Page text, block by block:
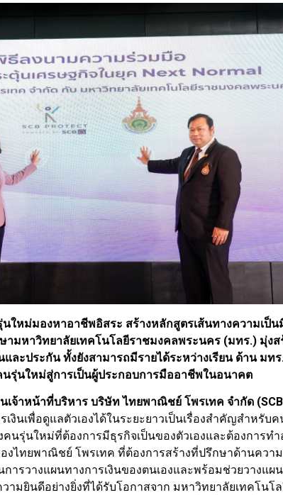
ใหม่มองหาอาชีพอิสระ สร้างหลักสูตรเส้นทางความเป็
ามหาวิทยาลัยเทคโนโลยีราชมงคลพระนคร (มทร.) มุ่งส
และประกัน ทั้งยังสามารถมีรายได้ระหว่างเรียน ด้าน มท
รุ่นใหม่สู่การเป็นผู้ประกอบการมืออาชีพในอนาคต
เจ้าหน้าที่บริหาร บริษัท ไทยพาณิชย์ โพรเทค จำกัด
เงินเพื่อดูแลตัวเองได้ในระยะยาวเป็นเรื่องสำคัญสำหรับ
นรุ่นใหม่ที่ต้องการมีธุรกิจเป็นของตัวเองและต้องการท
งไทยพาณิชย์ โพรเทค ที่ต้องการสร้างที่ปรึกษาด้านควา
รวางแผนทางการเงินของตนเองและพร้อมช่วยวางแผ
ามยินดีอย่างยิ่งที่ได้รับโอกาสจาก มหาวิทยาลัยเทคโนโ